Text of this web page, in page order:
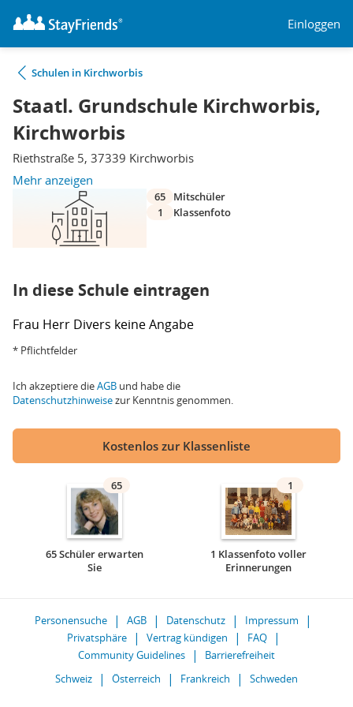
Einloggen
Schulen in Kirchworbis
Staatl. Grundschule Kirchworbis,
Kirchworbis
Riethstraße 5, 37339 Kirchworbis
Mehr anzeigen
65
Mitschüler
1
Klassenfoto
In diese Schule eintragen
Frau Herr Divers keine Angabe
* Pflichtfelder
Ich akzeptiere dieAGB und habe die
Datenschutzhinweisezur Kenntnis genommen.
Kostenlos zur Klassenliste
65
65 Schüler erwarten
Sie
1
1 Klassenfoto voller
Erinnerungen
Personensuche AGB Datenschutz
Impressum
Privatsphäre
Vertrag kündigen
FAQ
Community Guidelines
Barrierefreiheit
Schweiz
Österreich Frankreich Schweden